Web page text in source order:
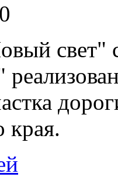
свет"
края.